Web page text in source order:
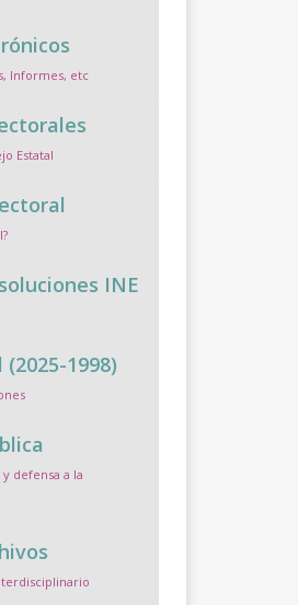
Informes, etc
Estatal
INE
1998)
defensa a la